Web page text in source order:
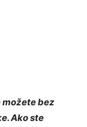
možete bez
Ako ste